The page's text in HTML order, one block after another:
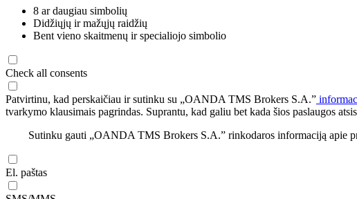
8 ar daugiau simbolių
Didžiųjų ir mažųjų raidžių
Bent vieno skaitmenų ir specialiojo simbolio
Check all consents
Patvirtinu, kad perskaičiau ir sutinku su „OANDA TMS Brokers S.A.”
tvarkymo klausimais pagrindas. Suprantu, kad galiu bet kada šios paslaugos
Sutinku gauti „OANDA TMS Brokers S.A.” rinkodaros informaciją apie
El. paštas